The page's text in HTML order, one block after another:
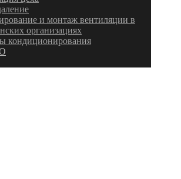
и монтаж вентиляции в
организациях
кондиционирования